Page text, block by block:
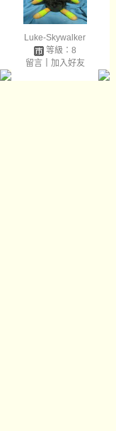
Luke-Skywalker
等級：8
留言｜ 加入好友